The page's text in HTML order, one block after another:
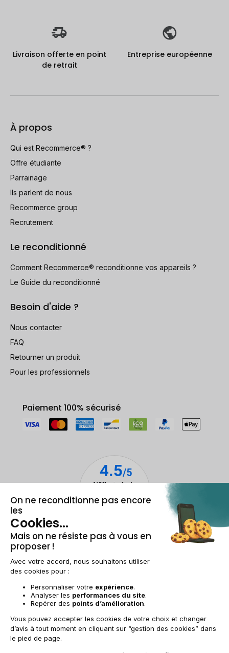
Livraison offerte en point
de retrait
Entreprise européenne
À propos
Qui est Recommerce® ?
Offre étudiante
Parrainage
Ils parlent de nous
Recommerce group
Recrutement
Le reconditionné
Comment Recommerce® reconditionne vos appareils ?
Le Guide du reconditionné
Besoin d'aide ?
Nous contacter
FAQ
Retourner un produit
Pour les professionnels
Paiement 100% sécurisé
Mentions légales & CGU Gestion des cookies
Conditions générales de vente
AccessibilitéPlan du site